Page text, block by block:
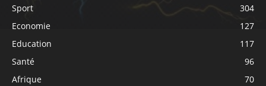
Sport
304
Economie
127
Education
117
Santé
96
Afrique
70